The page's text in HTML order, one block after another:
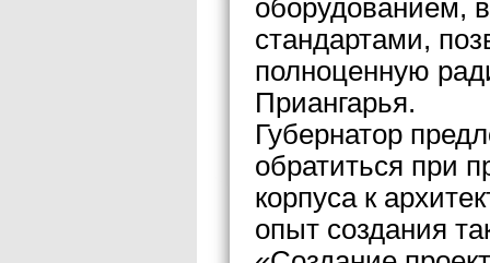
оборудованием,
стандартами,
полноценную
Приангарья.
Губернатор
обратиться при
корпуса к
опыт создания